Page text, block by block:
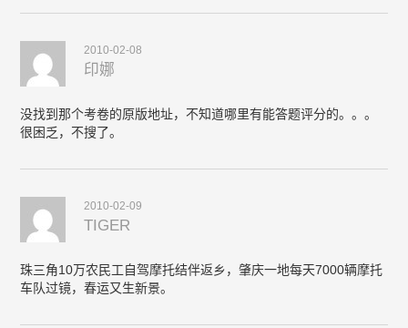
2010-02-08
印娜
没找到那个考卷的原版地址，不知道哪里有能答题评分的。。。
很困乏，不搜了。
2010-02-09
TIGER
珠三角10万农民工自驾摩托结伴返乡，肇庆一地每天7000辆摩托
车队过镜，春运又生新景。